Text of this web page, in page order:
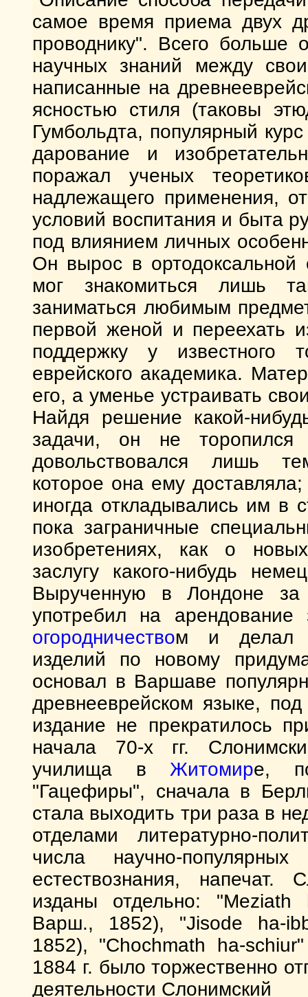
самое время приема двух
проводнику". Всего больше
научных знаний между
написанные на
ясностью стиля (таковы
Гумбольдта, популярный
дарование и
поражал ученых
надлежащего применения,
условий воспитания и быта
под влиянием личных
Он вырос в
мог знакомиться лишь
заниматься любимым
первой женой и переехать
поддержку у известного
еврейского академика.
его, а уменье устраивать
Найдя решение какой-
задачи, он не
довольствовался лишь
которое она ему
иногда откладывались им в
пока заграничные
изобретениях, как о
заслугу какого-нибудь
Вырученную в Лондоне
употребил на
огородничеством и делал
изделий по новому
основал в Варшаве
древнееврейском языке,
издание не прекратилось
начала 70-х гг.
училища в Житомире,
"Гацефиры", сначала в
стала выходить три раза в
отделами литературно-
числа научно-
естествознания, напечат.
изданы отдельно:
Варш., 1852), "Jisode ha-
1852), "Chochmath ha-
1884 г. было торжественно
деятельности Слонимский